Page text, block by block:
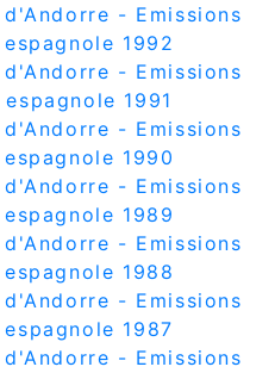
- Emissions
1992
- Emissions
1991
- Emissions
1990
- Emissions
1989
- Emissions
1988
- Emissions
1987
- Emissions